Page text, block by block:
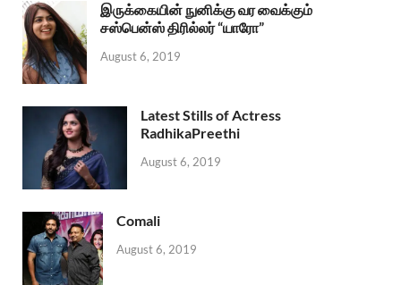
இருக்கையின் நுனிக்கு வர வைக்கும்
சஸ்பென்ஸ் திரில்லர் “யாரோ”
August 6, 2019
Latest Stills of Actress
RadhikaPreethi
August 6, 2019
Comali
August 6, 2019